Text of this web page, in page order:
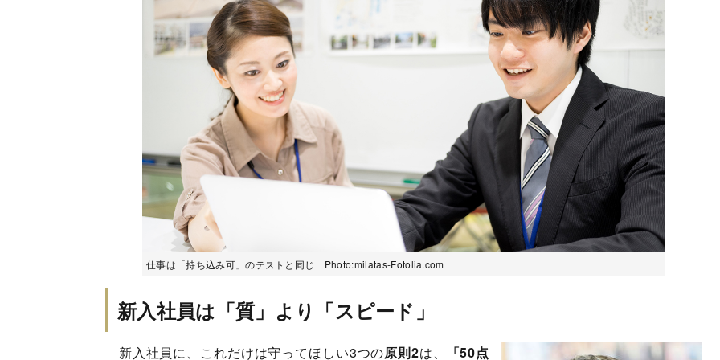
仕事は「持ち込み可」のテストと同じ Photo:milatas-Fotolia.com
新入社員は「質」より「スピード」
新入社員に、これだけは守ってほしい3つの原則2は、
「50点